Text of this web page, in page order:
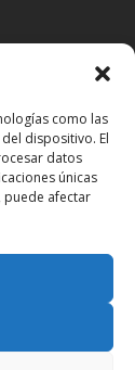
como las
dispositivo. El
datos
únicas
puede afectar